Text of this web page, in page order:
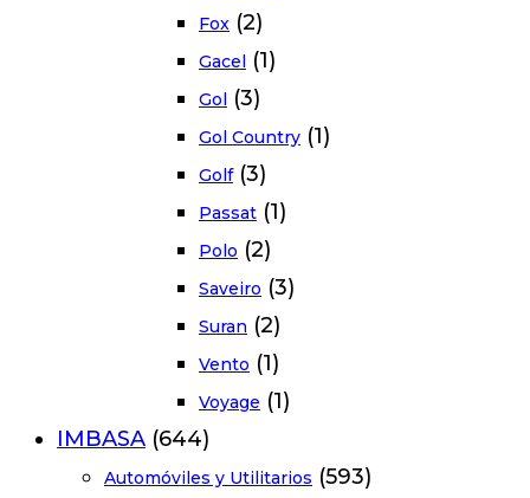
Fox (2)
Gacel (1)
Gol (3)
Gol Country (1)
Golf (3)
Passat (1)
Polo (2)
Saveiro (3)
Suran (2)
Vento (1)
Voyage (1)
IMBASA (644)
Automóviles y Utilitarios (593)